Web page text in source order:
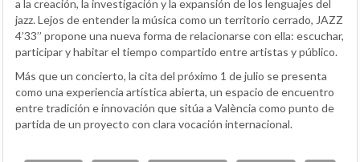
a la creación, la investigación y la expansión de los lenguajes del
jazz. Lejos de entender la música como un territorio cerrado, JAZZ
4’33’’ propone una nueva forma de relacionarse con ella: escuchar,
participar y habitar el tiempo compartido entre artistas y público.
Más que un concierto, la cita del próximo 1 de julio se presenta
como una experiencia artística abierta, un espacio de encuentro
entre tradición e innovación que sitúa a València como punto de
partida de un proyecto con clara vocación internacional.